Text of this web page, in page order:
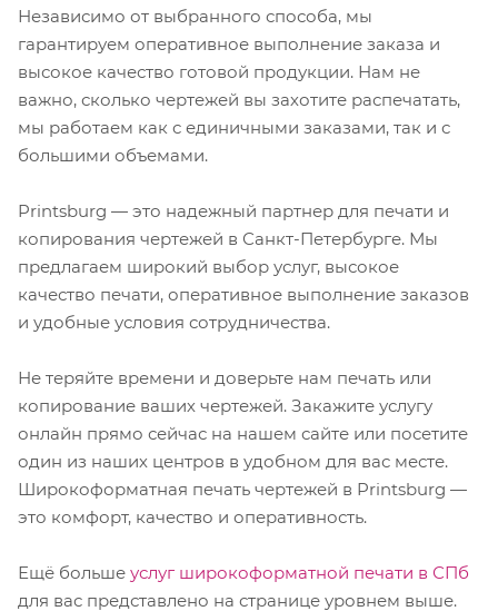
Независимо от выбранного способа, мы
гарантируем оперативное выполнение заказа и
высокое качество готовой продукции. Нам не
важно, сколько чертежей вы захотите распечатать,
мы работаем как с единичными заказами, так и с
большими объемами.
Printsburg — это надежный партнер для печати и
копирования чертежей в Санкт-Петербурге. Мы
предлагаем широкий выбор услуг, высокое
качество печати, оперативное выполнение заказов
и удобные условия сотрудничества.
Не теряйте времени и доверьте нам печать или
копирование ваших чертежей. Закажите услугу
онлайн прямо сейчас на нашем сайте или посетите
один из наших центров в удобном для вас месте.
Широкоформатная печать чертежей в Printsburg —
это комфорт, качество и оперативность.
Ещё больше услуг широкоформатной печати в СПб
для вас представлено на странице уровнем выше.